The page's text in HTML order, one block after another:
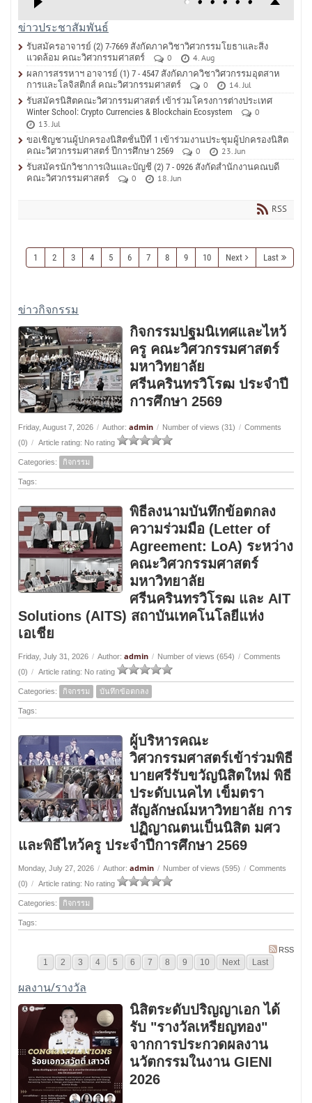
ข่าวประชาสัมพันธ์
รับสมัครอาจารย์ (2) 7-7669 สังกัดภาควิชาวิศวกรรมโยธาและสิ่ง
แวดล้อม คณะวิศวกรรมศาสตร์
0
4. Aug
ผลการสรรหาฯ อาจารย์ (1) 7 - 4547 สังกัดภาควิชาวิศวกรรมอุตสาห
การและโลจิสติกส์ คณะวิศวกรรมศาสตร์
0
14. Jul
รับสมัครนิสิตคณะวิศวกรรมศาสตร์ เข้าร่วมโครงการต่างประเทศ
Winter School: Crypto Currencies & Blockchain Ecosystem
0
13. Jul
ขอเชิญชวนผู้ปกครองนิสิตชั้นปีที่ 1 เข้าร่วมงานประชุมผู้ปกครองนิสิต
คณะวิศวกรรมศาสตร์ ปีการศึกษา 2569
0
23. Jun
รับสมัครนักวิชาการเงินและบัญชี (2) 7 - 0926 สังกัดสำนักงานคณบดี
คณะวิศวกรรมศาสตร์
0 18. Jun
RSS
1 2 3 4 5 6 7 8 9 10 Next Last
ข่าวกิจกรรม
กิจกรรมปฐมนิเทศและไหว้
ครู คณะวิศวกรรมศาสตร์
มหาวิทยาลัย
ศรีนครินทรวิโรฒ ประจำปี
การศึกษา 2569
Friday, August 7, 2026 / Author: admin / Number of views (31) / Comments
(0) / Article rating: No rating
Categories: กิจกรรม
Tags:
พิธีลงนามบันทึกข้อตกลง
ความร่วมมือ (Letter of
Agreement: LoA) ระหว่าง
คณะวิศวกรรมศาสตร์
มหาวิทยาลัย
ศรีนครินทรวิโรฒ และ AIT
Solutions (AITS) สถาบันเทคโนโลยีแห่ง
เอเชีย
Friday, July 31, 2026 / Author: admin / Number of views (654) / Comments
(0) / Article rating: No rating
Categories: กิจกรรม บันทึกข้อตกลง
Tags:
ผู้บริหารคณะ
วิศวกรรมศาสตร์เข้าร่วมพิธี
บายศรีรับขวัญนิสิตใหม่ พิธี
ประดับเนคไท เข็มตรา
สัญลักษณ์มหาวิทยาลัย การ
ปฏิญาณตนเป็นนิสิต มศว
และพิธีไหว้ครู ประจำปีการศึกษา 2569
Monday, July 27, 2026 / Author: admin / Number of views (595) / Comments
(0) / Article rating: No rating
Categories: กิจกรรม
Tags:
RSS
1 2 3 4 5 6 7 8 9 10 Next Last
ผลงาน/รางวัล
นิสิตระดับปริญญาเอก ได้
รับ "รางวัลเหรียญทอง"
จากการประกวดผลงาน
นวัตกรรมในงาน GIENI
2026